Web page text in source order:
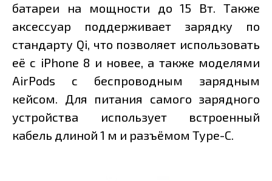
батареи на мощности до 15 Вт. Также
аксессуар поддерживает зарядку по
стандарту Qi, что позволяет использовать
её с iPhone 8 и новее, а также моделями
AirPods с беспроводным зарядным
кейсом. Для питания самого зарядного
устройства использует встроенный
кабель длиной 1 м и разъёмом Type-C.